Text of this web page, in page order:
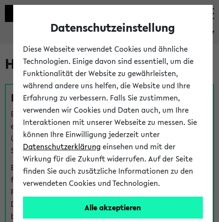
eKVV
Hilfe & Kontakt
Fragen zu einzelnen Veranstaltungen
Bei inhaltlichen und organisatorischen Fragen zu
einzelnen Veranstaltungen finden Sie Ansprechpersonen
über denFragen-Link bei jeder Veranstaltung. Der BIS
Support kann hier meist keine direkte Hilfe leisten.
Bei Veranstaltungen mit eKVV Teilnahmemanagement
finden Sie eine Auskunft über die Personen, die Ihre
Platzzuteilung im eKVV eingetragen haben, auf der
Detailseite zum Teilnahmemanagement der
betreffenden Veranstaltung.
Datenschutzeinstellung
Diese Webseite verwendet Cookies und ähnliche
Technologien. Einige davon sind essentiell, um die
Funktionalität der Website zu gewährleisten,
während andere uns helfen, die Website und Ihre
Erfahrung zu verbessern. Falls Sie zustimmen,
verwenden wir Cookies und Daten auch, um Ihre
Interaktionen mit unserer Webseite zu messen. Sie
können Ihre Einwilligung jederzeit unter
Datenschutzerklärung einsehen und mit der
Wirkung für die Zukunft widerrufen. Auf der Seite
finden Sie auch zusätzliche Informationen zu den
verwendeten Cookies und Technologien.
Alle akzeptieren